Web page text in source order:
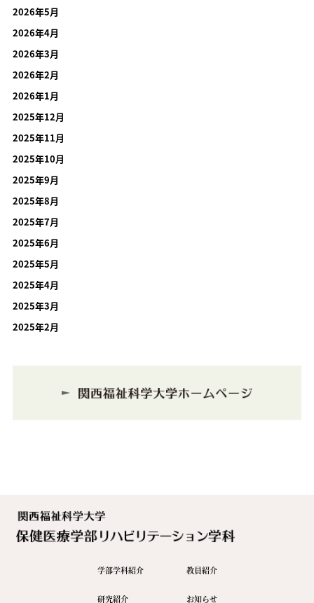
2026年5月
2026年4月
2026年3月
2026年2月
2026年1月
2025年12月
2025年11月
2025年10月
2025年9月
2025年8月
2025年7月
2025年6月
2025年5月
2025年4月
2025年3月
2025年2月
学部学科紹介
研究紹介
教員紹介
お知らせ